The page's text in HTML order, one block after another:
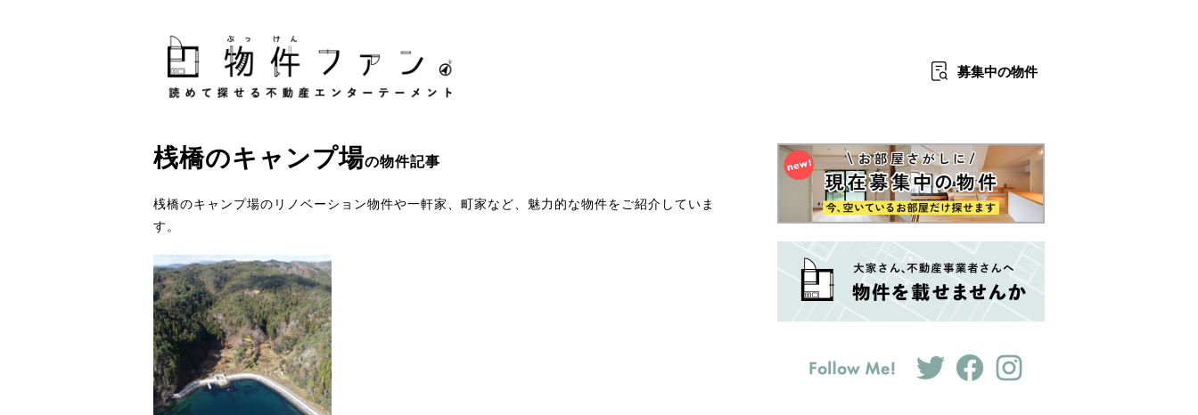
募集中の物件
桟橋のキャンプ場の物件記事
桟橋のキャンプ場のリノベーション物件や一軒家、町家など、魅力的な物件をご紹介していま
す。